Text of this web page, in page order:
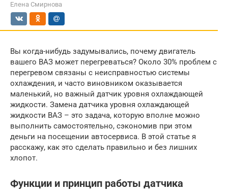
Елена Смирнова
Вы когда-нибудь задумывались, почему двигатель
вашего ВАЗ может перегреваться? Около 30% проблем с
перегревом связаны с неисправностью системы
охлаждения, и часто виновником оказывается
маленький, но важный датчик уровня охлаждающей
жидкости. Замена датчика уровня охлаждающей
жидкости ВАЗ – это задача, которую вполне можно
выполнить самостоятельно, сэкономив при этом
деньги на посещении автосервиса. В этой статье я
расскажу, как это сделать правильно и без лишних
хлопот.
Функции и принцип работы датчика